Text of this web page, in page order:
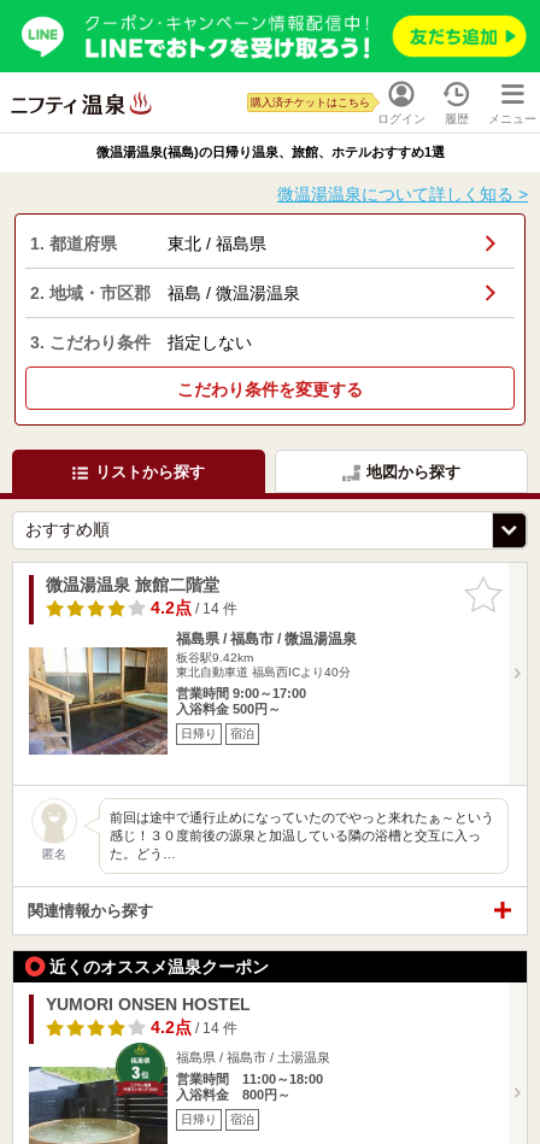
ログイン
購入済チケットはこちら
履歴 メニュー
微温湯温泉(福島)の日帰り温泉、旅館、ホテルおすすめ1選
微温湯温泉について詳しく知る >
1. 都道府県 東北 / 福島県
2. 地域・市区郡 福島 / 微温湯温泉
3. こだわり条件 指定しない
こだわり条件を変更する
リストから探す 地図から探す
お気に入
りに追加
微温湯温泉 旅館二階堂
4.2点/ 14 件
福島県 / 福島市 / 微温湯温泉
板谷駅9.42km
東北自動車道 福島西ICより40分
営業時間 9:00～17:00
入浴料金 500円～
日帰り 宿泊
匿名
前回は途中で通行止めになっていたのでやっと来れたぁ～という
感じ！３０度前後の源泉と加温している隣の浴槽と交互に入っ
た。どう…
関連情報から探す
近くのオススメ温泉クーポン
YUMORI ONSEN HOSTEL
4.2点/ 14 件
福島県 / 福島市 / 土湯温泉
営業時間 11:00～18:00
入浴料金 800円～
日帰り 宿泊